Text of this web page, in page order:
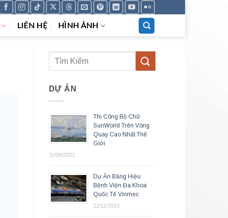
LIÊN HỆ HÌNH ẢNH
DỰ ÁN
Thi Công Bộ Chữ
SunWorld Trên Vòng
Quay Cao Nhất Thế
Giới
11/08/2022
Dự Án Bảng Hiệu
Bệnh Viện Đa Khoa
Quốc Tế Vinmec
22/11/2023